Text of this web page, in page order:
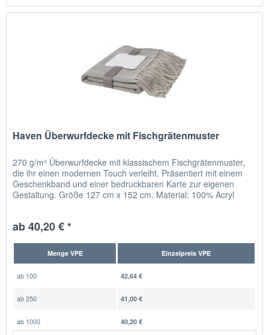
Haven Überwurfdecke mit Fischgrätenmuster
270 g/m² Überwurfdecke mit klassischem Fischgrätenmuster,
die ihr einen modernen Touch verleiht. Präsentiert mit einem
Geschenkband und einer bedruckbaren Karte zur eigenen
Gestaltung. Größe 127 cm x 152 cm. Material: 100% Acryl
ab 40,20 € *
Menge VPE Einzelpreis VPE
ab 100 42,64 €
ab250 41,00 €
ab 1000 40,20 €